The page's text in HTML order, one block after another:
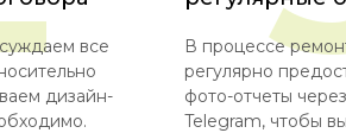
все
дизайн-
В процессе
регулярно
фото-отчеты
Telegram, чтобы